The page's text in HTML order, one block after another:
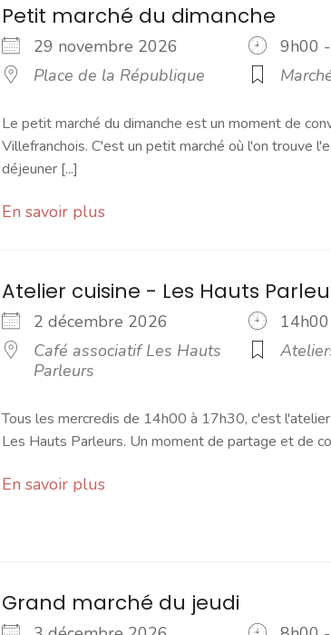
Petit marché du dimanche
29 novembre 2026
9h00
Place de la République
Le petit marché du dimanche est un moment de
Villefranchois. C'est un petit marché où l'on trouve
déjeuner [...]
En savoir plus
Atelier cuisine - Les Hauts
2 décembre 2026
Café associatif Les Hauts
Parleurs
Tous les mercredis de 14h00 à 17h30, c'est
Les Hauts Parleurs. Un moment de partage et de
En savoir plus
Grand marché du jeudi